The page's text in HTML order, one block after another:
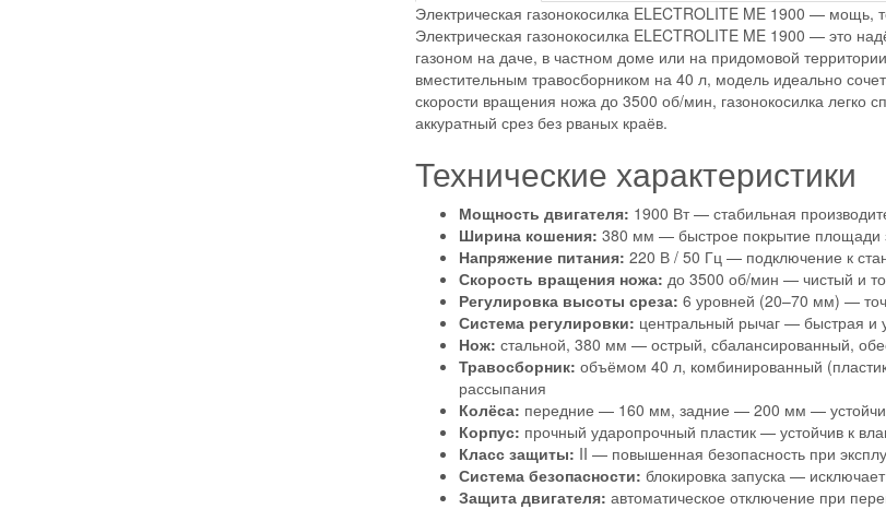
Электрическая газонокосилка ELECTROLITE ME 1900 — мощь,
Электрическая газонокосилка ELECTROLITE ME 1900 — это
газоном на даче, в частном доме или на придомовой
вместительным травосборником на 40 л, модель идеально
скорости вращения ножа до 3500 об/мин, газонокосилка легко
аккуратный срез без рваных краёв.
Технические характеристики
Мощность двигателя: 1900 Вт — стабильная
Ширина кошения: 380 мм — быстрое покрытие площади
Напряжение питания: 220 В / 50 Гц — подключение к
Скорость вращения ножа: до 3500 об/мин — чистый и
Регулировка высоты среза: 6 уровней (20–70 мм) —
Система регулировки: центральный рычаг — быстрая и
Нож: стальной, 380 мм — острый, сбалансированный,
Травосборник: объёмом 40 л, комбинированный
рассыпания
Колёса: передние — 160 мм, задние — 200 мм —
Корпус: прочный ударопрочный пластик — устойчив к
Класс защиты: II — повышенная безопасность при
Система безопасности: блокировка запуска —
Защита двигателя: автоматическое отключение при